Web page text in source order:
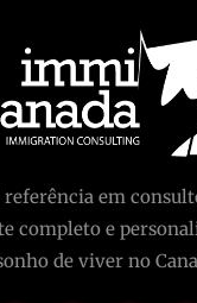
referência em
completo e
de viver no